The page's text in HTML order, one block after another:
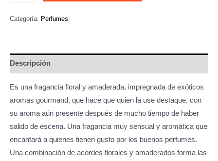
Arabe
Faqat
Categoría: Perfumes
Descripción
Es una fragancia floral y amaderada, impregnada de exóticos
aromas gourmand, que hace que quien la use destaque, con
su aroma aún presente después de mucho tiempo de haber
salido de escena. Una fragancia muy sensual y aromática que
encantará a quienes tienen gusto por los buenos perfumes.
Una combinación de acordes florales y amaderados forma las